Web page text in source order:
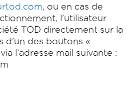
, ou en cas de
l’utilisateur
TOD directement sur la
d’un des boutons «
l’adresse mail suivante :